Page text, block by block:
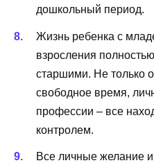
дошкольный период.
Жизнь ребенка с
взросления
старшими. Не только
свободное время,
профессии – все
контролем.
Все личные желание